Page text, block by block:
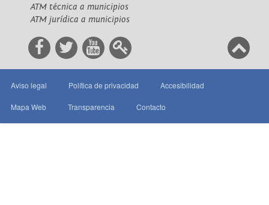
ATM técnica a municipios
ATM jurídica a municipios
Aviso legal Política de privacidad Accesibilidad
Mapa Web Transparencia Contacto